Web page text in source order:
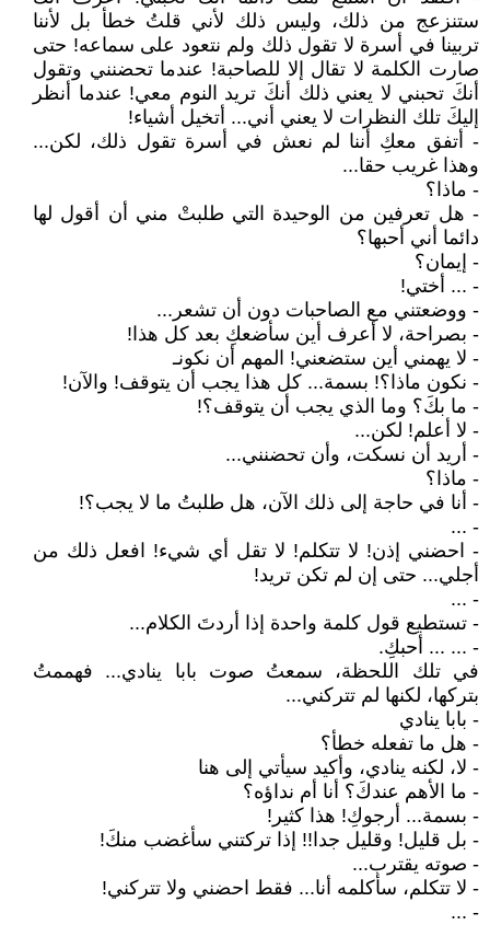
ستنزعج من ذلك، وليس ذلك لأني قلتُ خطأ بل لأننا
تربينا في أسرة لا تقول ذلك ولم نتعود على سماعه! حتى
صارت الكلمة لا تقال إلا للصاحبة! عندما تحضنني وتقول
أنكَ تحبني لا يعني ذلك أنكَ تريد النوم معي! عندما أنظر
إليكَ تلك النظرات لا يعني أني... أتخيل أشياء!
- أتفق معكِ أننا لم نعش في أسرة تقول ذلك، لكن...
وهذا غريب حقا...
- ماذا؟
- هل تعرفين من الوحيدة التي طلبتْ مني أن أقول لها
دائما أني أحبها؟
- إيمان؟
- ... أختي!
- ووضعتني مع الصاحبات دون أن تشعر...
- بصراحة، لا أعرف أين سأضعكِ بعد كل هذا!
- لا يهمني أين ستضعني! المهم أن نكونـ
- نكون ماذا؟! بسمة... كل هذا يجب أن يتوقف! والآن!
- ما بكَ؟ وما الذي يجب أن يتوقف؟!
- لا أعلم! لكن...
- أريد أن نسكت، وأن تحضنني...
- ماذا؟
- أنا في حاجة إلى ذلك الآن، هل طلبتُ ما لا يجب؟!
- ...
- احضني إذن! لا تتكلم! لا تقل أي شيء! افعل ذلك من
أجلي... حتى إن لم تكن تريد!
- ...
- تستطيع قول كلمة واحدة إذا أردتَ الكلام...
- ... ... أحبكِ.
في تلك اللحظة، سمعتُ صوت بابا ينادي... فهممتُ
بتركها، لكنها لم تتركني...
- بابا ينادي
- هل ما تفعله خطأ؟
- لا، لكنه ينادي، وأكيد سيأتي إلى هنا
- ما الأهم عندكَ؟ أنا أم نداؤه؟
- بسمة... أرجوكِ! هذا كثير!
- بل قليل! وقليل جدا!! إذا تركتني سأغضب منكَ!
- صوته يقترب...
- لا تتكلم، سأكلمه أنا... فقط احضني ولا تتركني!
- ...